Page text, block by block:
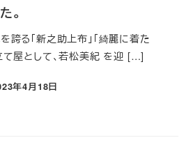
。
る「新之助上布」「綺麗に着た
て屋として、若松美紀 を迎 […]
日
年4月18日